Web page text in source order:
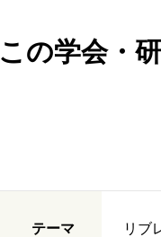
この学会・
テーマ リブ